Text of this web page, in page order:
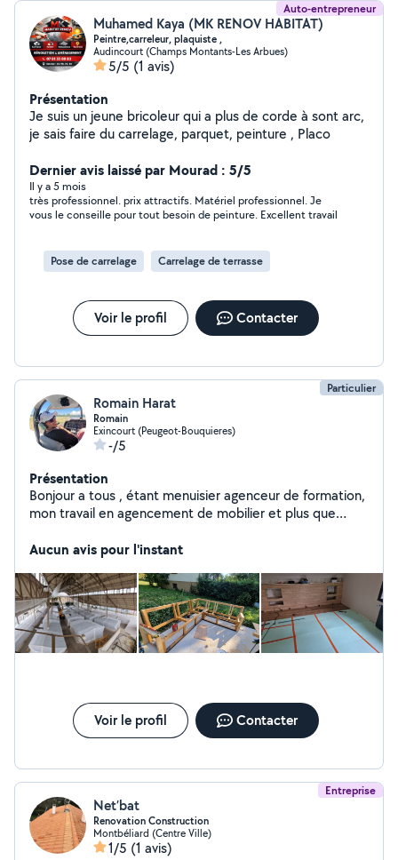
Auto-entrepreneur
Muhamed Kaya (MK RENOV HABITAT)
Peintre,carreleur, plaquiste ,
Audincourt (Champs Montants-Les Arbues)
5/5 (1 avis)
Présentation
Je suis un jeune bricoleur qui a plus de corde à sont arc,
je sais faire du carrelage, parquet, peinture , Placo
Dernier avis laissé par Mourad : 5/5
Il y a 5 mois
très professionnel. prix attractifs. Matériel professionnel. Je
vous le conseille pour tout besoin de peinture. Excellent travail
Pose de carrelage Carrelage de terrasse
Voir le profil Contacter
Particulier
Romain Harat
Romain
Exincourt (Peugeot-Bouquieres)
-/5
Présentation
Bonjour a tous , étant menuisier agenceur de formation,
mon travail en agencement de mobilier et plus que
et la dépolution de batiment (amiante plomb) j'ai un
complète d'une maisons de 120m2 , je touche a peut
pret tout corp de métier, sauf la plomberie car je n'ai
pas les outils requis. J'accepte tout types de travaux
petit comme grand .
Aucun avis pour l'instant
Voir le profil Contacter
Entreprise
Net’bat
Renovation Construction
Montbéliard (Centre Ville)
1/5 (1 avis)